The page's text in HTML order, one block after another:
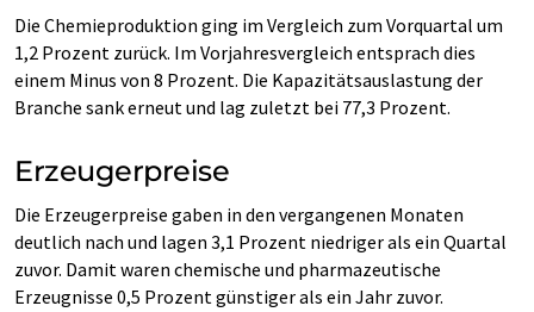
Die Chemieproduktion ging im Vergleich zum Vorquartal um
1,2 Prozent zurück. Im Vorjahresvergleich entsprach dies
einem Minus von 8 Prozent. Die Kapazitätsauslastung der
Branche sank erneut und lag zuletzt bei 77,3 Prozent.
Erzeugerpreise
Die Erzeugerpreise gaben in den vergangenen Monaten
deutlich nach und lagen 3,1 Prozent niedriger als ein Quartal
zuvor. Damit waren chemische und pharmazeutische
Erzeugnisse 0,5 Prozent günstiger als ein Jahr zuvor.